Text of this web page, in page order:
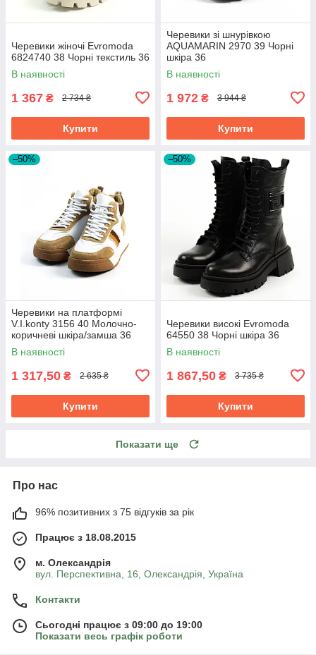
Черевики жіночі Evromoda
6824740 38 Чорні текстиль 36
В наявності
1 367 ₴ 2 734 ₴
Купити
Черевики зі шнурівкою
AQUAMARIN 2970 39 Чорні
шкіра 36
В наявності
1 972 ₴ 3 944 ₴
Купити
–50%
Черевики на платформі
V.I.konty 3156 40 Молочно-
коричневі шкіра/замша 36
В наявності
1 317,50 ₴ 2 635 ₴
Купити
–50%
Черевики високі Evromoda
64550 38 Чорні шкіра 36
В наявності
1 867,50 ₴ 3 735 ₴
Купити
Показати ще
Про нас
96% позитивних з 75 відгуків за рік
Працює з 18.08.2015
м. Олександрія
вул. Перспективна, 16, Олександрія, Україна
Контакти
Сьогодні працює з 09:00 до 19:00
Показати весь графік роботи